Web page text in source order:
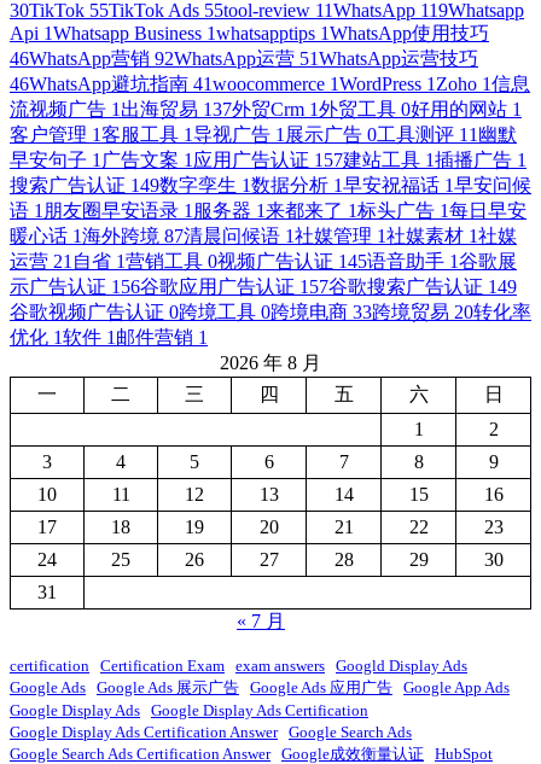
30TikTok 55TikTok Ads 55tool-review 11WhatsApp 119Whatsapp
Api 1Whatsapp Business 1whatsapptips 1WhatsApp使用技巧
46WhatsApp营销 92WhatsApp运营 51WhatsApp运营技巧
46WhatsApp避坑指南 41woocommerce 1WordPress 1 Zoho 1信息
流视频广告 1 出海贸易 137外贸Crm 1外贸工具 0好用的网站 1
客户管理 1客服工具 1导视广告 1 展示广告 0工具测评 11 幽默
早安句子 1 广告文案 1 应用广告认证 157建站工具 1插播广告 1
搜索广告认证 149数字孪生 1数据分析 1早安祝福话 1早安问候
语 1 朋友圈早安语录 1 服务器 1来都来了 1标头广告 1每日早安
暖心话 1海外跨境 87清晨问候语 1社媒管理 1社媒素材 1社媒
运营 21 自省 1营销工具 0视频广告认证 145语音助手 1谷歌展
示广告认证 156谷歌应用广告认证 157谷歌搜索广告认证 149
谷歌视频广告认证 0跨境工具 0跨境电商 33跨境贸易 20转化率
优化 1软件 1 邮件营销 1
2026 年 8 月
一
二 三 四 五 六
日
1
2
3
4 5 6 7 8
9
10
11 12 13 14 15
16
17
18 19 20 21 22
23
24
25 26 27 28 29
30
31
« 7 月
certification Certification Exam exam answers Googld Display Ads
Google Ads Google Ads 展示广告 Google Ads 应用广告 Google App Ads
Google Display Ads Google Display Ads Certification
Google Display Ads Certification Answer Google Search Ads
Google Search Ads Certification Answer Google成效衡量认证 HubSpot